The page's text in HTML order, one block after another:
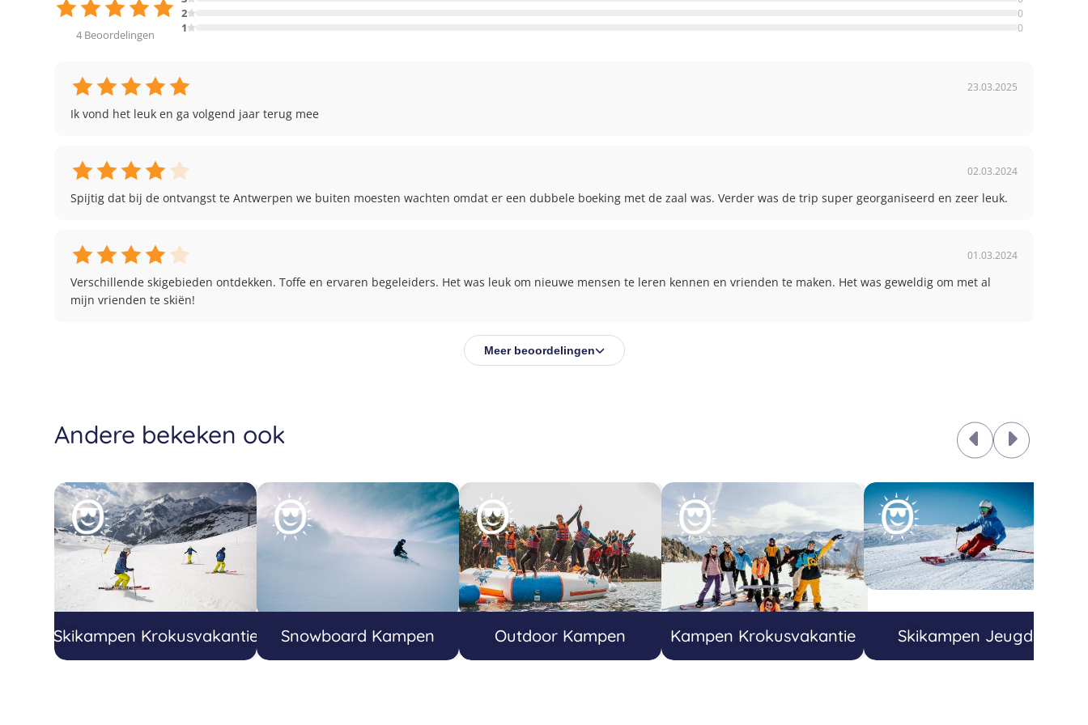
4 Beoordelingen
2 0
1 0
23.03.2025
Ik vond het leuk en ga volgend jaar terug mee
02.03.2024
Spijtig dat bij de ontvangst te Antwerpen we buiten moesten wachten omdat er een dubbele boeking met de zaal was. Verder was de trip super georganiseerd en zeer leuk.
01.03.2024
Verschillende skigebieden ontdekken. Toffe en ervaren begeleiders. Het was leuk om nieuwe mensen te leren kennen en vrienden te maken. Het was geweldig om met al
mijn vrienden te skiën!
Meer beoordelingen
Andere bekeken ook
Skikampen Krokusvakantie Snowboard Kampen Outdoor Kampen Kampen Krokusvakantie Skikampen Jeugd